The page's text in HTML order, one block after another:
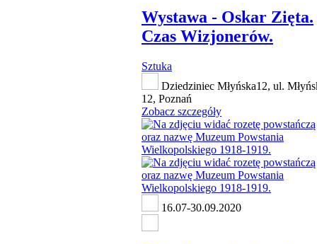
Wystawa - Oskar Zięta.
Czas Wizjonerów.
Sztuka
Dziedziniec Młyńska12, ul.
12, Poznań
Zobacz szczegóły
16.07-30.09.2020